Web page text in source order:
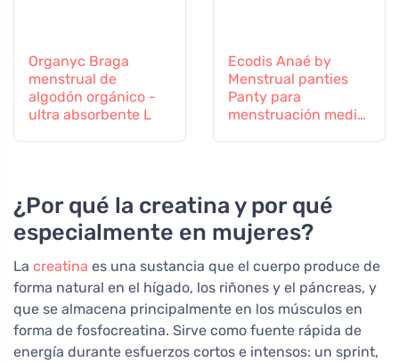
Organyc Braga
menstrual de
algodón orgánico -
ultra absorbente L
Ecodis Anaé by
Menstrual panties
Panty para
menstruación media
¿Por qué la creatina y por qué
especialmente en mujeres?
La creatina es una sustancia que el cuerpo produce de
forma natural en el hígado, los riñones y el páncreas, y
que se almacena principalmente en los músculos en
forma de fosfocreatina. Sirve como fuente rápida de
energía durante esfuerzos cortos e intensos: un sprint,